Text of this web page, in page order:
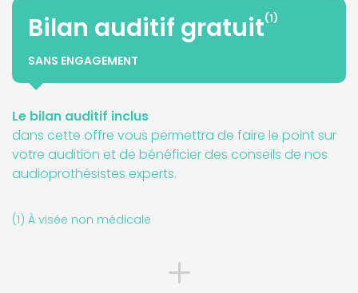
Bilan auditif gratuit(1)
SANS ENGAGEMENT
Le bilan auditif inclus
dans cette offre vous permettra de faire le point sur
votre audition et de bénéficier des conseils de nos
audioprothésistes experts.
(1) À visée non médicale